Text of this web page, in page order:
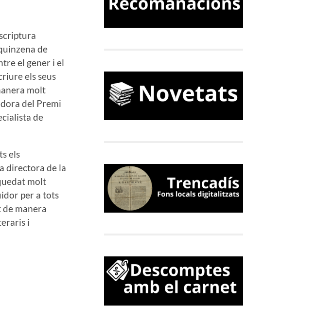
de
el gener i el
els seus
molt
del Premi
de
els
directora de la
molt
per a tots
de manera
i